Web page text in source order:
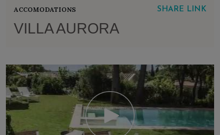
ACCOMODATIONS SHARE LINK
VILLA AURORA